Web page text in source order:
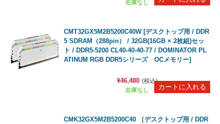
在庫なし
CMT32GX5M2B5200C40W [デスクトップ用 / DDR
5 SDRAM（288pin） / 32GB(16GB × 2枚組)セッ
ト / DDR5-5200 CL40-40-40-77 / DOMINATOR PL
ATINUM RGB DDR5シリーズ OCメモリー]
在庫なし
¥46,480 (税込)
CMK32GX5M2B5200C40 ［デスクトップ用 / DDR